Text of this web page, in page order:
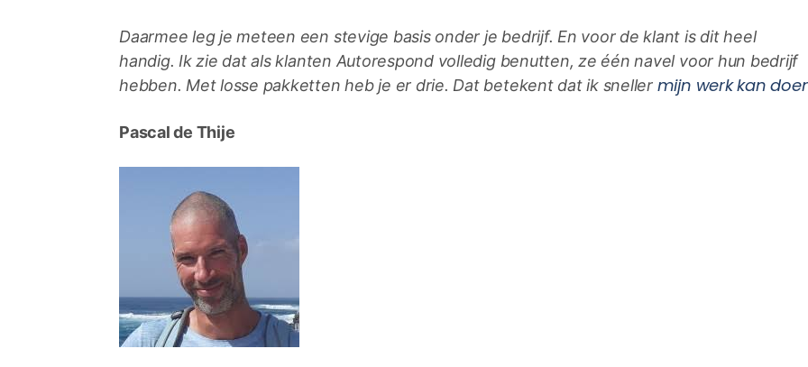
Daarmee leg je meteen een stevige basis onder je bedrijf. En voor de klant is dit heel
handig. Ik zie dat als klanten Autorespond volledig benutten, ze één navel voor hun bedrijf
hebben. Met losse pakketten heb je er drie. Dat betekent dat ik sneller mijn werk kan
Pascal de Thije